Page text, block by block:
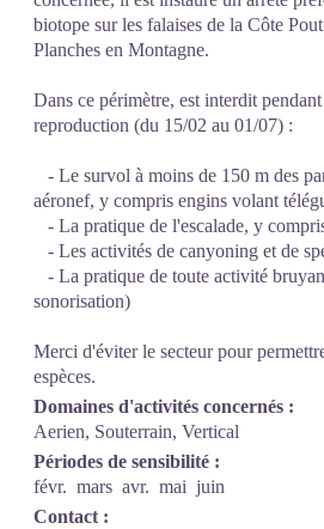
biotope sur les falaises de la Côte
Planches en Montagne.
Dans ce périmètre, est interdit
reproduction (du 15/02 au 01/07) :
- Le survol à moins de 150 m des
aéronef, y compris engins volant
- La pratique de l'escalade, y
- Les activités de canyoning et de
- La pratique de toute activité
sonorisation)
Merci d'éviter le secteur pour
espèces.
Domaines d'activités concernés :
Aerien, Souterrain, Vertical
Périodes de sensibilité :
févr. mars avr. mai juin
Contact :